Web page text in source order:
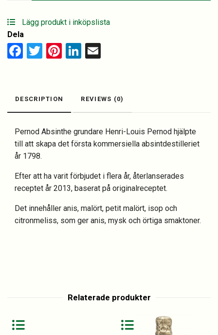
Lägg produkt i inköpslista
Dela
Facebook
TwitterPinterest
LinkedIn
DESCRIPTION REVIEWS (0)
Pernod Absinthe grundare Henri-Louis Pernod hjälpte
till att skapa det första kommersiella absintdestilleriet
år 1798.
Efter att ha varit förbjudet i flera år, återlanserades
receptet år 2013, baserat på originalreceptet.
Det innehåller anis, malört, petit malört, isop och
citronmeliss, som ger anis, mysk och örtiga smaktoner.
Relaterade produkter